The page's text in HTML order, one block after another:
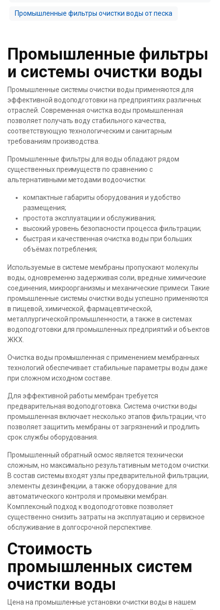
Промышленные фильтры очистки воды от песка
Промышленные фильтры
и системы очистки воды
Промышленные системы очистки воды применяются для
эффективной водоподготовки на предприятиях различных
отраслей. Современная очистка воды промышленная
позволяет получать воду стабильного качества,
соответствующую технологическим и санитарным
требованиям производства.
Промышленные фильтры для воды обладают рядом
существенных преимуществ по сравнению с
альтернативными методами водоочистки:
компактные габариты оборудования и удобство
размещения;
простота эксплуатации и обслуживания;
высокий уровень безопасности процесса фильтрации;
быстрая и качественная очистка воды при больших
объёмах потребления;
Используемые в системе мембраны пропускают молекулы
воды, одновременно задерживая соли, вредные химические
соединения, микроорганизмы и механические примеси. Такие
промышленные системы очистки воды успешно применяются
в пищевой, химической, фармацевтической,
металлургической промышленности, а также в системах
водоподготовки для промышленных предприятий и объектов
ЖКХ.
Очистка воды промышленная с применением мембранных
технологий обеспечивает стабильные параметры воды даже
при сложном исходном составе.
Для эффективной работы мембран требуется
предварительная водоподготовка. Система очистки воды
промышленная включает несколько этапов фильтрации, что
позволяет защитить мембраны от загрязнений и продлить
срок службы оборудования.
Промышленный обратный осмос является технически
сложным, но максимально результативным методом очистки.
В состав системы входят узлы предварительной фильтрации,
элементы дезинфекции, а также оборудование для
автоматического контроля и промывки мембран.
Комплексный подход к водоподготовке позволяет
существенно снизить затраты на эксплуатацию и сервисное
обслуживание в долгосрочной перспективе.
Стоимость
промышленных систем
очистки воды
Цена на промышленные установки очистки воды в нашем